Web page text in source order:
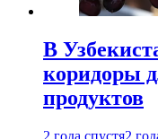
В
коридоры
продуктов
2 года спустя2